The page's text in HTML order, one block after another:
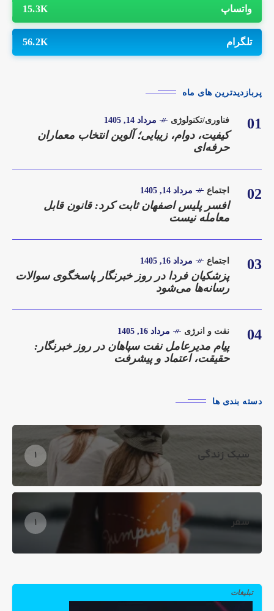
واتساپ 15.3K
تلگرام 56.2K
پربازدیدترین های ماه
01 فناوری/تکنولوژی مرداد 14, 1405
کیفیت، دوام، زیبایی؛ آلوین انتخاب معماران
حرفه‌ای
02 اجتماع مرداد 14, 1405
افسر پلیس اصفهان ثابت کرد: قانون قابل
معامله نیست
03 اجتماع مرداد 16, 1405
پزشکیان فردا در روز خبرنگار پاسخگوی سوالات
رسانه‌ها می‌شود
04 نفت و انرژی مرداد 16, 1405
پیام مدیرعامل نفت سپاهان در روز خبرنگار:
حقیقت، اعتماد و پیشرفت
دسته بندی ها
سبک زندگی 1
سفر 1
تبلیغات